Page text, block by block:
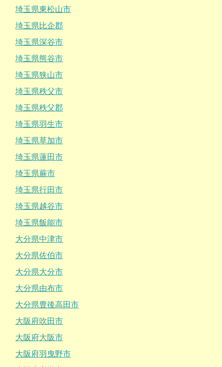
埼玉県東松山市
埼玉県比企郡
埼玉県深谷市
埼玉県熊谷市
埼玉県狭山市
埼玉県秩父市
埼玉県秩父郡
埼玉県羽生市
埼玉県草加市
埼玉県蓮田市
埼玉県蕨市
埼玉県行田市
埼玉県越谷市
埼玉県飯能市
大分県中津市
大分県佐伯市
大分県大分市
大分県由布市
大分県豊後高田市
大阪府吹田市
大阪府大阪市
大阪府羽曳野市